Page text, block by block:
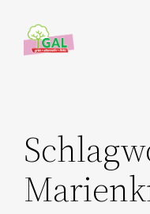
Inhalt
springen